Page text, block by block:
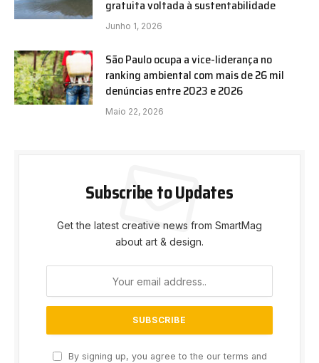
gratuita voltada à sustentabilidade
Junho 1, 2026
São Paulo ocupa a vice-liderança no
ranking ambiental com mais de 26 mil
denúncias entre 2023 e 2026
Maio 22, 2026
Subscribe to Updates
Get the latest creative news from SmartMag
about art & design.
By signing up, you agree to the our terms and